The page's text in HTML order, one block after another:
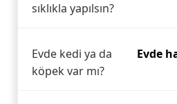
sıklıkla yapılsın?
Evde kedi ya da
köpek var mı?
Evde